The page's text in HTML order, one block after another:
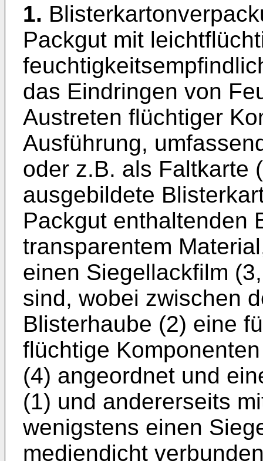
1.
Packgut mit
das Eindringen von
Austreten flüchtiger
Ausführung,
oder z.B. als Faltkarte
ausgebildete
Packgut enthaltenden
transparentem
einen Siegellackfilm
sind, wobei zwischen
Blisterhaube (2) eine
flüchtige
(4) angeordnet und
(1) und andererseits
wenigstens einen
mediendicht